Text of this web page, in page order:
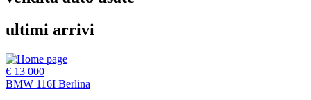
ultimi arrivi
€ 13 000
BMW 116I Berlina